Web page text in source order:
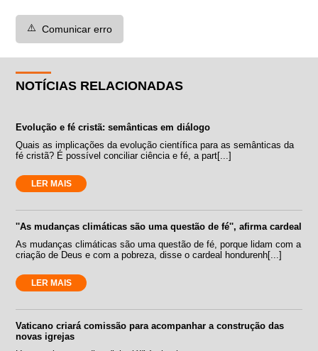
⚠️ Comunicar erro
NOTÍCIAS RELACIONADAS
Evolução e fé cristã: semânticas em diálogo
Quais as implicações da evolução científica para as semânticas da
fé cristã? É possível conciliar ciência e fé, a part[...]
LER MAIS
''As mudanças climáticas são uma questão de fé'', afirma cardeal
As mudanças climáticas são uma questão de fé, porque lidam com a
criação de Deus e com a pobreza, disse o cardeal hondurenh[...]
LER MAIS
Vaticano criará comissão para acompanhar a construção das
novas igrejas